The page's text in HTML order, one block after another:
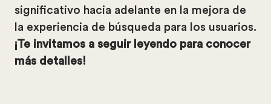
significativo hacia adelante en la mejora de
la experiencia de búsqueda para los usuarios.
¡Te invitamos a seguir leyendo para conocer
más detalles!